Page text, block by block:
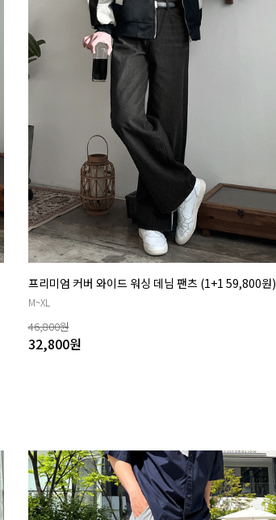
프리미엄 커버 와이드 워싱 데님 팬츠 (1+1 59,800원)
M~XL
46,800원
32,800원